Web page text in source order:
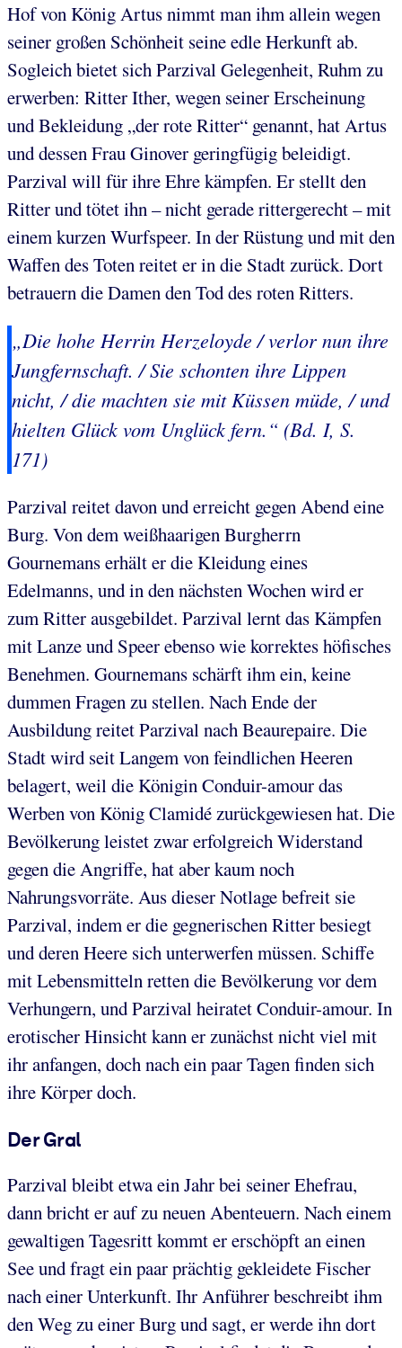
Hof von König Artus nimmt man ihm allein wegen
seiner großen Schönheit seine edle Herkunft ab.
Sogleich bietet sich Parzival Gelegenheit, Ruhm zu
erwerben: Ritter Ither, wegen seiner Erscheinung
und Bekleidung „der rote Ritter“ genannt, hat Artus
und dessen Frau Ginover geringfügig beleidigt.
Parzival will für ihre Ehre kämpfen. Er stellt den
Ritter und tötet ihn – nicht gerade rittergerecht – mit
einem kurzen Wurfspeer. In der Rüstung und mit den
Waffen des Toten reitet er in die Stadt zurück. Dort
betrauern die Damen den Tod des roten Ritters.
„Die hohe Herrin Herzeloyde / verlor nun ihre
Jungfernschaft. / Sie schonten ihre Lippen
nicht, / die machten sie mit Küssen müde, / und
hielten Glück vom Unglück fern.“ (Bd. I, S.
171)
Parzival reitet davon und erreicht gegen Abend eine
Burg. Von dem weißhaarigen Burgherrn
Gournemans erhält er die Kleidung eines
Edelmanns, und in den nächsten Wochen wird er
zum Ritter ausgebildet. Parzival lernt das Kämpfen
mit Lanze und Speer ebenso wie korrektes höfisches
Benehmen. Gournemans schärft ihm ein, keine
dummen Fragen zu stellen. Nach Ende der
Ausbildung reitet Parzival nach Beaurepaire. Die
Stadt wird seit Langem von feindlichen Heeren
belagert, weil die Königin Conduir-amour das
Werben von König Clamidé zurückgewiesen hat. Die
Bevölkerung leistet zwar erfolgreich Widerstand
gegen die Angriffe, hat aber kaum noch
Nahrungsvorräte. Aus dieser Notlage befreit sie
Parzival, indem er die gegnerischen Ritter besiegt
und deren Heere sich unterwerfen müssen. Schiffe
mit Lebensmitteln retten die Bevölkerung vor dem
Verhungern, und Parzival heiratet Conduir-amour. In
erotischer Hinsicht kann er zunächst nicht viel mit
ihr anfangen, doch nach ein paar Tagen finden sich
ihre Körper doch.
Der Gral
Parzival bleibt etwa ein Jahr bei seiner Ehefrau,
dann bricht er auf zu neuen Abenteuern. Nach einem
gewaltigen Tagesritt kommt er erschöpft an einen
See und fragt ein paar prächtig gekleidete Fischer
nach einer Unterkunft. Ihr Anführer beschreibt ihm
den Weg zu einer Burg und sagt, er werde ihn dort